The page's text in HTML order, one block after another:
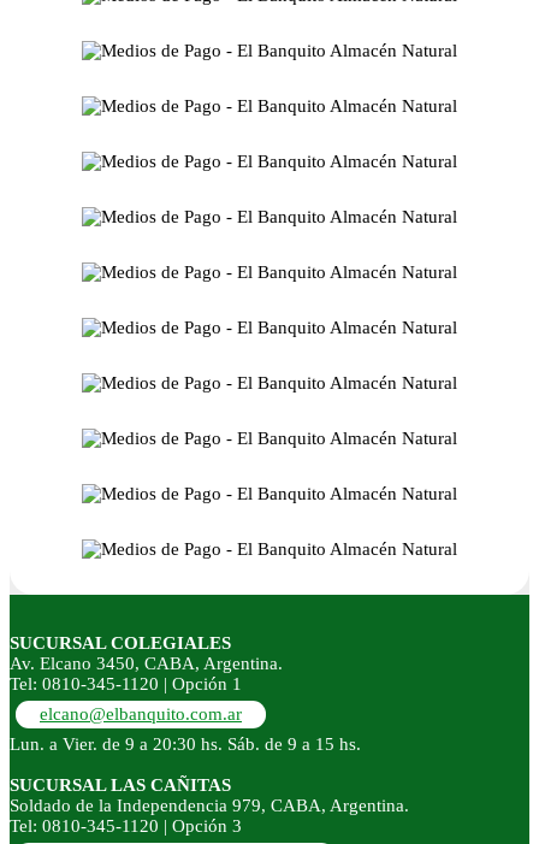
SUCURSAL COLEGIALES
Av. Elcano 3450, CABA, Argentina.
Tel: 0810-345-1120 | Opción 1
elcano@elbanquito.com.ar
Lun. a Vier. de 9 a 20:30 hs. Sáb. de 9 a 15 hs.
SUCURSAL LAS CAÑITAS
Soldado de la Independencia 979, CABA, Argentina.
Tel: 0810-345-1120 | Opción 3